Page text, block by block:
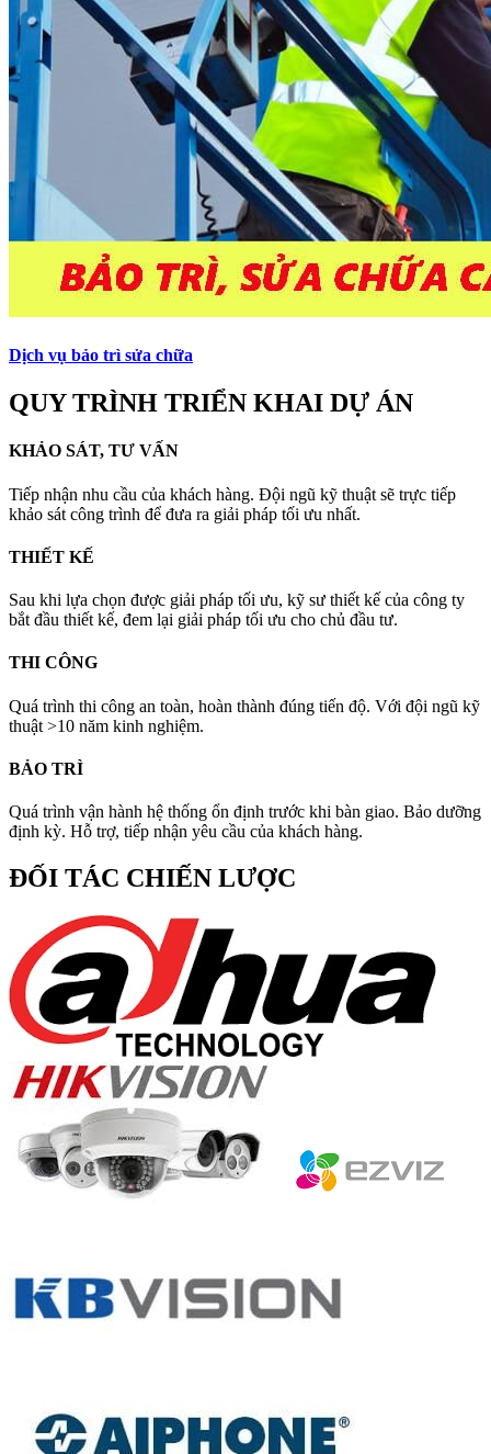
Dịch vụ bảo trì sửa chữa
QUY TRÌNH TRIỂN KHAI DỰ ÁN
KHẢO SÁT, TƯ VẤN
Tiếp nhận nhu cầu của khách hàng. Đội ngũ kỹ thuật sẽ trực tiếp
khảo sát công trình để đưa ra giải pháp tối ưu nhất.
THIẾT KẾ
Sau khi lựa chọn được giải pháp tối ưu, kỹ sư thiết kế của công ty
bắt đầu thiết kế, đem lại giải pháp tối ưu cho chủ đầu tư.
THI CÔNG
Quá trình thi công an toàn, hoàn thành đúng tiến độ. Với đội ngũ kỹ
thuật >10 năm kinh nghiệm.
BẢO TRÌ
Quá trình vận hành hệ thống ổn định trước khi bàn giao. Bảo dưỡng
định kỳ. Hỗ trợ, tiếp nhận yêu cầu của khách hàng.
ĐỐI TÁC CHIẾN LƯỢC